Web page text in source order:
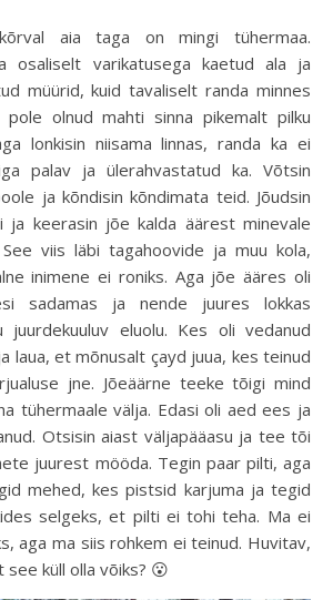
osaliselt varikatusega kaetud ala ja
müürid, kuid tavaliselt randa minnes
olnud mahti sinna pikemalt pilku
lonkisin niisama linnas, randa ka ei
palav ja ülerahvastatud ka. Võtsin
ja kõndisin kõndimata teid. Jõudsin
ja keerasin jõe kalda äärest minevale
viis läbi tagahoovide ja muu kola,
inimene ei roniks. Aga jõe ääres oli
sadamas ja nende juures lokkas
juurdekuuluv eluolu. Kes oli vedanud
laua, et mõnusalt çayd juua, kes teinud
jne. Jõeäärne teeke tõigi mind
tühermaale välja. Edasi oli aed ees ja
Otsisin aiast väljapääasu ja tee tõi
juurest mööda. Tegin paar pilti, aga
mehed, kes pistsid karjuma ja tegid
selgeks, et pilti ei tohi teha. Ma ei
aga ma siis rohkem ei teinud. Huvitav,
küll olla võiks? 😮